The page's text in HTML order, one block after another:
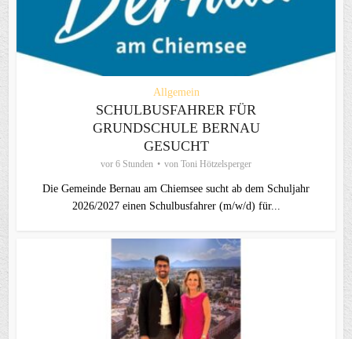
Allgemein
SCHULBUSFAHRER FÜR
GRUNDSCHULE BERNAU
GESUCHT
vor 6 Stunden von Toni Hötzelsperger
Die Gemeinde Bernau am Chiemsee sucht ab dem Schuljahr
2026/2027 einen Schulbusfahrer (m/w/d) für...